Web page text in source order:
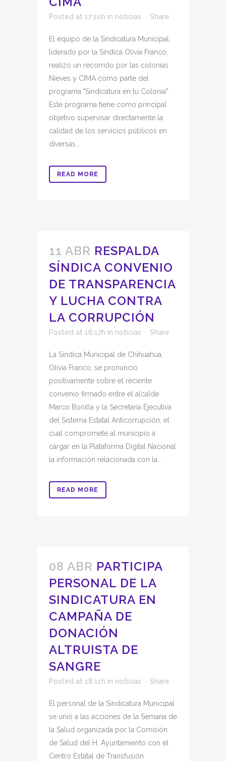
Posted at 17:10h in noticias Share
El equipo de la Sindicatura Municipal,
liderado por la Síndica Olivia Franco,
realizó un recorrido por las colonias
Nieves y CIMA como parte del
programa "Sindicatura en tu Colonia".
Este programa tiene como principal
objetivo supervisar directamente la
calidad de los servicios públicos en
diversas...
READ MORE
11 ABR RESPALDA
SÍNDICA CONVENIO
DE TRANSPARENCIA
Y LUCHA CONTRA
LA CORRUPCIÓN
Posted at 16:17h in noticias Share
La Síndica Municipal de Chihuahua,
Olivia Franco, se pronunció
positivamente sobre el reciente
convenio firmado entre el alcalde
Marco Bonilla y la Secretaría Ejecutiva
del Sistema Estatal Anticorrupción, el
cual compromete al municipio a
cargar en la Plataforma Digital Nacional
la información relacionada con la...
READ MORE
08 ABR PARTICIPA
PERSONAL DE LA
SINDICATURA EN
CAMPAÑA DE
DONACIÓN
ALTRUISTA DE
SANGRE
Posted at 18:11h in noticias Share
El personal de la Sindicatura Municipal
se unió a las acciones de la Semana de
la Salud organizada por la Comisión
de Salud del H. Ayuntamiento con el
Centro Estatal de Transfusión